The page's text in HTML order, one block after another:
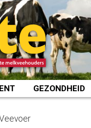
GEZONDHEID